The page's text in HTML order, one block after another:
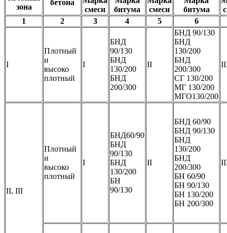
зона
бетона
смеси
битума
смеси
битума
1
2 3 4 5 6
I
Плотный
и
высоко
плотный
I
БНД
90/130
БНД
130/200
БНД
200/300
II
БНД 90/130
БНД
130/200
БНД
200/300
СГ 130/200
МГ 130/200
МГО130/200
II, III
Плотный
и
высоко
плотный
I
БНД60/90
БНД
90/130
БНД
130/200
БН
90/130
II
БНД 60/90
БНД 90/130
БНД
130/200
БНД
200/300
БН 60/90
БН 90/130
БН 130/200
БН 200/300